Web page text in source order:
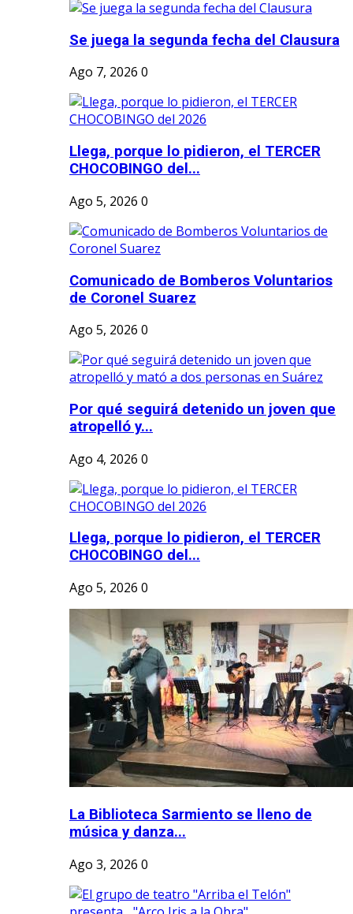
Se juega la segunda fecha del Clausura
Ago 7, 2026 0
Llega, porque lo pidieron, el TERCER
CHOCOBINGO del...
Ago 5, 2026 0
Comunicado de Bomberos Voluntarios
de Coronel Suarez
Ago 5, 2026 0
Por qué seguirá detenido un joven que
atropelló y...
Ago 4, 2026 0
Llega, porque lo pidieron, el TERCER
CHOCOBINGO del...
Ago 5, 2026 0
La Biblioteca Sarmiento se lleno de
música y danza...
Ago 3, 2026 0